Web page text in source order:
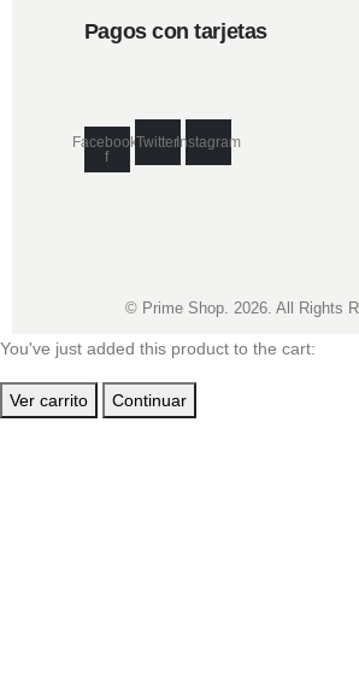
Pagos con tarjetas
Facebook-
f
TwitterInstagram
© Prime Shop. 2026. All Rights
You've just added this product to the cart:
Ver carrito Continuar